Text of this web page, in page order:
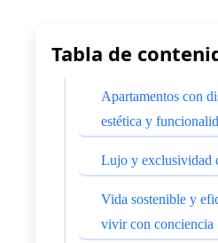
Tabla de
Apartamentos con
estética y
Lujo y exclusividad
Vida sostenible y
vivir con conciencia